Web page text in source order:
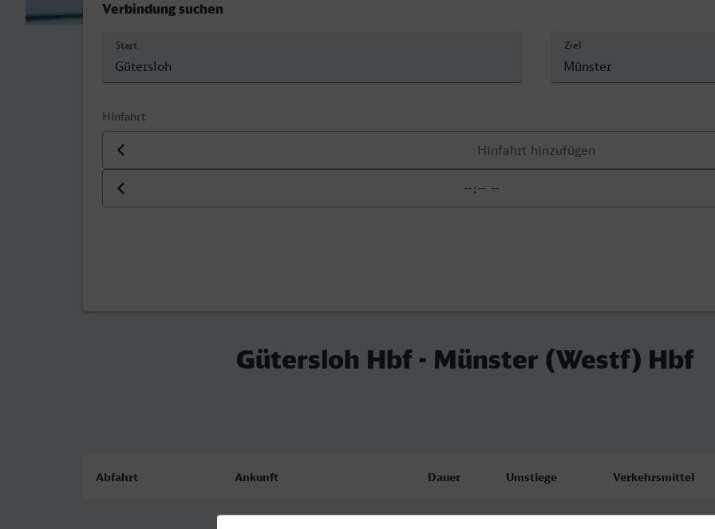
Verbindung suchen
Start Ziel
Hinfahrt
Datum der Hinfahrt
Uhrzeit der Hinfahrt
Gütersloh Hbf - Münster (Westf) Hbf
Abfahrt Ankunft Dauer Umstiege Verkehrsmittel